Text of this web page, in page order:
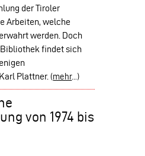
der Tiroler
Arbeiten, welche
werden. Doch
findet sich
Plattner. (mehr...)
von 1974 bis